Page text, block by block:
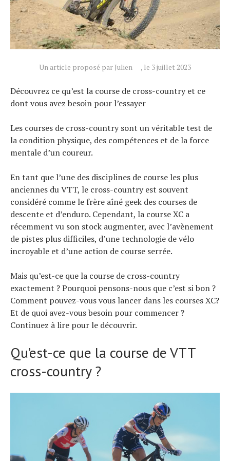
Un article proposé par Julien , le 3 juillet 2023
Découvrez ce qu’est la course de cross-country et ce
dont vous avez besoin pour l’essayer
Les courses de cross-country sont un véritable test de
la condition physique, des compétences et de la force
mentale d’un coureur.
En tant que l’une des disciplines de course les plus
anciennes du VTT, le cross-country est souvent
considéré comme le frère aîné geek des courses de
descente et d’enduro. Cependant, la course XC a
récemment vu son stock augmenter, avec l’avènement
de pistes plus difficiles, d’une technologie de vélo
incroyable et d’une action de course serrée.
Mais qu’est-ce que la course de cross-country
exactement ? Pourquoi pensons-nous que c’est si bon ?
Comment pouvez-vous vous lancer dans les courses XC?
Et de quoi avez-vous besoin pour commencer ?
Continuez à lire pour le découvrir.
Qu’est-ce que la course de VTT
cross-country ?